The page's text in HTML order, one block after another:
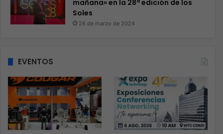
mañana» en la 28ª edición de los
Soles
26 de marzo de 2024
EVENTOS